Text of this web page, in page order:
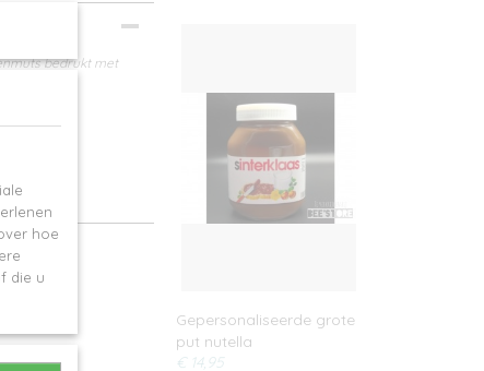
bedrukt met
Gepersonaliseerde grote
put nutella
€ 14,95
hoe
die u